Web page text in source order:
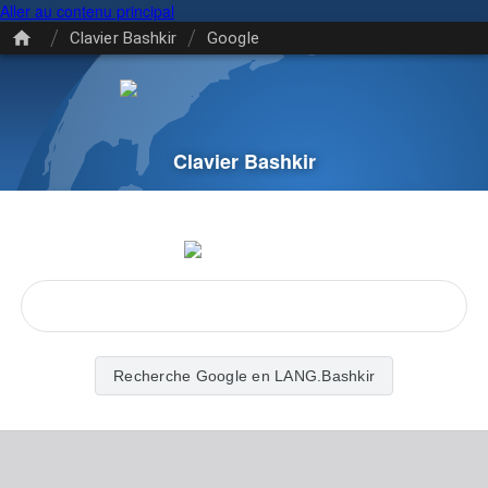
Aller au contenu principal
/ Clavier Bashkir / Google
Clavier Bashkir
Recherche Google en LANG.Bashkir